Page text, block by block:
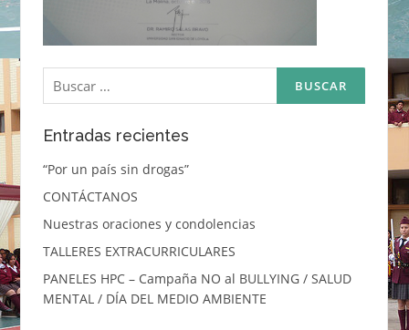
Buscar:
Entradas recientes
“Por un país sin drogas”
CONTÁCTANOS
Nuestras oraciones y condolencias
TALLERES EXTRACURRICULARES
PANELES HPC – Campaña NO al BULLYING / SALUD
MENTAL / DÍA DEL MEDIO AMBIENTE